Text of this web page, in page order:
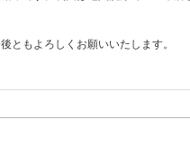
ともよろしくお願いいたします。